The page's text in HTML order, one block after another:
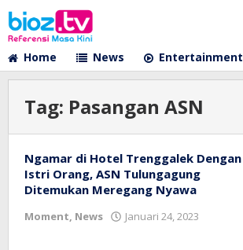
Lewati
ke
konten
Home
News Entertainment
Tag: Pasangan ASN
Ngamar di Hotel Trenggalek Dengan
Istri Orang, ASN Tulungagung
Ditemukan Meregang Nyawa
Moment, News Januari 24, 2023